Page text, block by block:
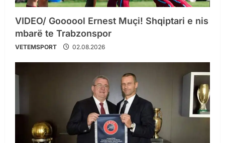
VIDEO/ Goooool Ernest Muçi! Shqiptari e nis
mbarë te Trabzonspor
VETEMSPORT 02.08.2026